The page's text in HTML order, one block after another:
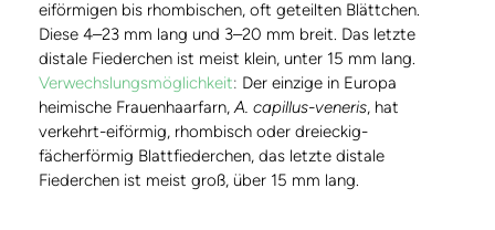
eiförmigen bis rhombischen, oft geteilten Blättchen.
Diese 4–23 mm lang und 3–20 mm breit. Das letzte
distale Fiederchen ist meist klein, unter 15 mm lang.
Verwechslungsmöglichkeit: Der einzige in Europa
heimische Frauenhaarfarn,A. capillus-veneris, hat
verkehrt-eiförmig, rhombisch oder dreieckig-
fächerförmig Blattfiederchen, das letzte distale
Fiederchen ist meist groß, über 15 mm lang.